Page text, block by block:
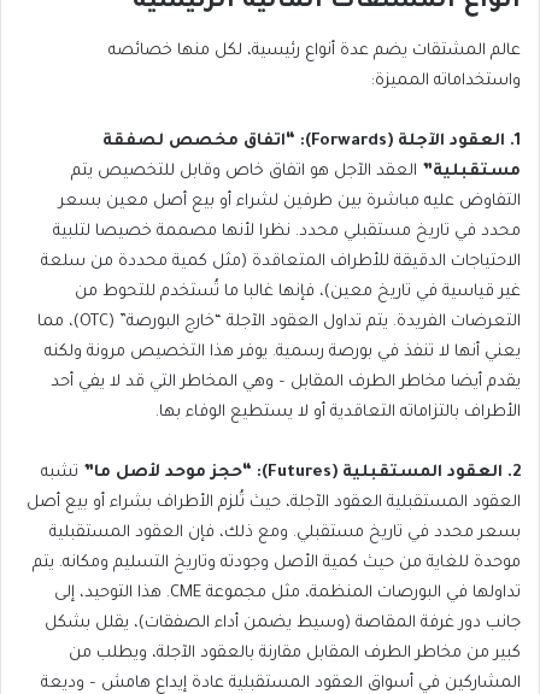
عالم المشتقات يضم عدة أنواع رئيسية، لكل منها خصائصه
واستخداماته المميزة:
1. العقود الآجلة (Forwards): “اتفاق مخصص لصفقة
مستقبلية” العقد الآجل هو اتفاق خاص وقابل للتخصيص يتم
التفاوض عليه مباشرة بين طرفين لشراء أو بيع أصل معين بسعر
محدد في تاريخ مستقبلي محدد. نظرا لأنها مصممة خصيصا لتلبية
الاحتياجات الدقيقة للأطراف المتعاقدة (مثل كمية محددة من سلعة
غير قياسية في تاريخ معين)، فإنها غالبا ما تُستخدم للتحوط من
التعرضات الفريدة. يتم تداول العقود الآجلة “خارج البورصة” (OTC)، مما
يعني أنها لا تنفذ في بورصة رسمية. يوفر هذا التخصيص مرونة ولكنه
يقدم أيضا مخاطر الطرف المقابل – وهي المخاطر التي قد لا يفي أحد
الأطراف بالتزاماته التعاقدية أو لا يستطيع الوفاء بها.
2. العقود المستقبلية (Futures): “حجز موحد لأصل ما”
تشبه
العقود المستقبلية العقود الآجلة، حيث تُلزم الأطراف بشراء أو بيع أصل
بسعر محدد في تاريخ مستقبلي. ومع ذلك، فإن العقود المستقبلية
موحدة للغاية من حيث كمية الأصل وجودته وتاريخ التسليم ومكانه. يتم
تداولها في البورصات المنظمة، مثل مجموعة CME. هذا التوحيد، إلى
جانب دور غرفة المقاصة (وسيط يضمن أداء الصفقات)، يقلل بشكل
كبير من مخاطر الطرف المقابل مقارنة بالعقود الآجلة، ويطلب من
المشاركين في أسواق العقود المستقبلية عادة إيداع هامش – وديعة